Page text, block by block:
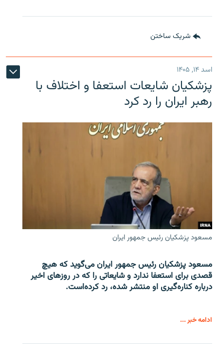
شریک ساختن
اسد ۱۴, ۱۴۰۵
پزشکیان شایعات استعفا و اختلاف با
رهبر ایران را رد کرد
مسعود پزشکیان رئیس جمهور ایران
مسعود پزشکیان رئیس جمهور ایران می‌گوید که هیچ
قصدی برای استعفا ندارد و شایعاتی را که در روزهای اخیر
درباره کناره‌گیری او منتشر شده، رد کرده‌است.
ادامه خبر ...